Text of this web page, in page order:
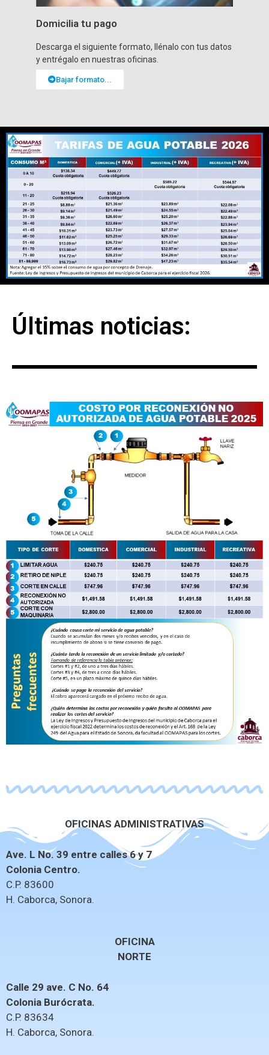
Domicilia tu pago
Descarga el siguiente formato, llénalo con tus datos
y entrégalo en nuestras oficinas.
Bajar formato...
Últimas noticias:
OFICINAS ADMINISTRATIVAS
Ave. L No. 39 entre calles 6 y 7
Colonia Centro.
C.P. 83600
H. Caborca, Sonora.
OFICINA
NORTE
Calle 29 ave. C No. 64
Colonia Burócrata.
C.P. 83634
H. Caborca, Sonora.